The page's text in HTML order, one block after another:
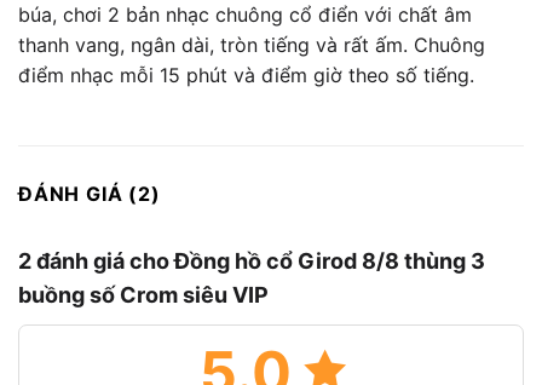
búa, chơi 2 bản nhạc chuông cổ điển với chất âm
thanh vang, ngân dài, tròn tiếng và rất ấm. Chuông
điểm nhạc mỗi 15 phút và điểm giờ theo số tiếng.
ĐÁNH GIÁ (2)
2 đánh giá choĐồng hồ cổ Girod 8/8 thùng 3
buồng số Crom siêu VIP